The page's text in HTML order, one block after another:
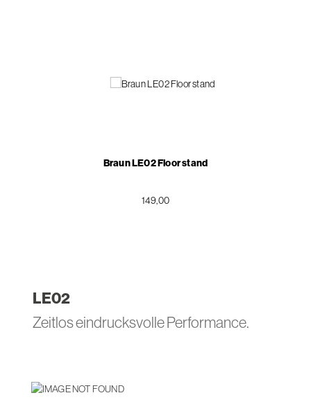
Braun LE02 Floor stand
149,00
LE02
Zeitlos eindrucksvolle Performance.